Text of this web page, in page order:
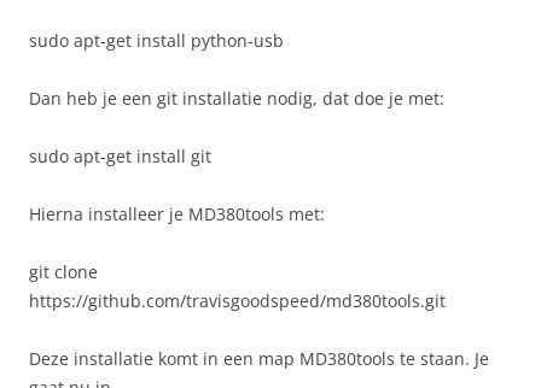
sudo apt-get install python-usb
Dan heb je een git installatie nodig, dat doe je met:
sudo apt-get install git
Hierna installeer je MD380tools met:
git clone
https://github.com/travisgoodspeed/md380tools.git
Deze installatie komt in een map MD380tools te staan. Je